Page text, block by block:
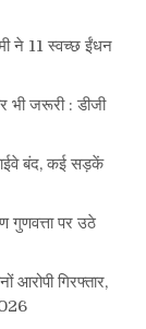
ने 11 स्वच्छ ईंधन
जरूरी : डीजी
बंद, कई सड़कें
गुणवत्ता पर उठे
गिरफ्तार,